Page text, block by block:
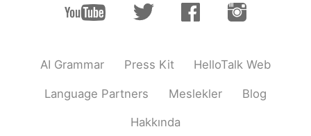
🥺 私はほとんど外の雨 大が
泣いたけ
味はおいし かったです
昨夜は雨がめちゃ降ってるけど、寒く
AI Grammar Press Kit HelloTalk Web
Language Partners Meslekler Blog
Hakkında